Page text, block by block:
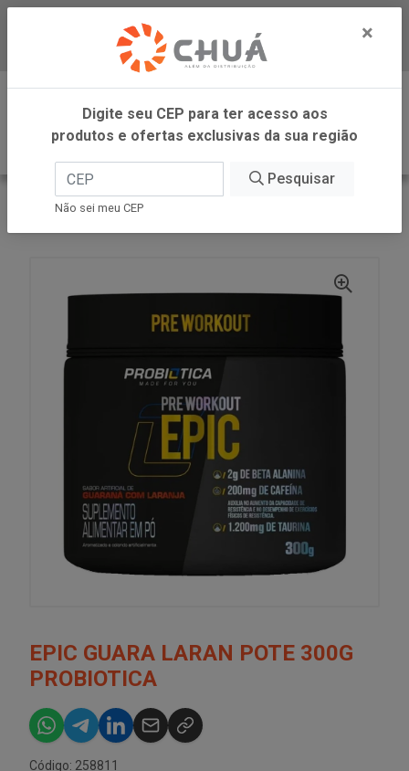
Baixe já nosso APP
0
INÍCIO
EPIC GUARA LARAN POTE 300G
PROBIOTICA
Código: 258811
×
Digite seu CEP para ter acesso aos
produtos e ofertas exclusivas da sua região
Pesquisar
Não sei meu CEP